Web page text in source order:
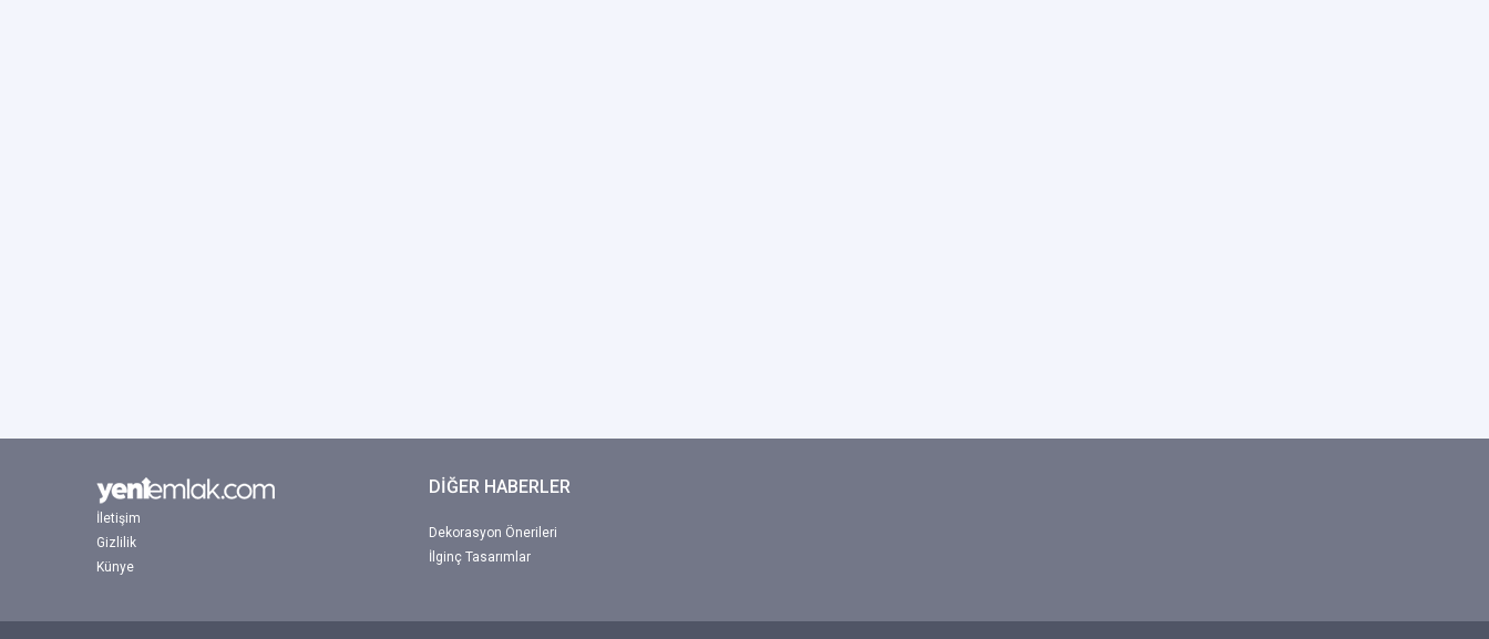
İletişim
Gizlilik
Künye
DİĞER HABERLER
Dekorasyon Önerileri
İlginç Tasarımlar